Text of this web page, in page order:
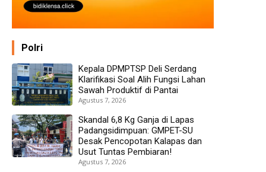
Polri
Kepala DPMPTSP Deli Serdang
Klarifikasi Soal Alih Fungsi Lahan
Sawah Produktif di Pantai
Agustus 7, 2026
Skandal 6,8 Kg Ganja di Lapas
Padangsidimpuan: GMPET-SU
Desak Pencopotan Kalapas dan
Usut Tuntas Pembiaran!
Agustus 7, 2026